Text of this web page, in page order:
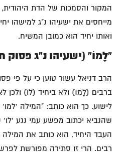
המקור והסמכות של הדת
מייחסים את ישעיהו נ"ג למישהו
ואותו יחיד הוא כמובן המשיח.
"לָמוֹ" (ישעיהו נ"ג פסוק
הרב דניאל עשור טוען כי על פי
ברבים (לָמוֹ) ולא ביחיד (לו) ולכן
לישוע. כך הוא כותב: "המילה
שהנביא יכתוב מפשע עמי נגע 'לו'
העבד היחיד, הוא כותב את
רבים. הרי זו סתירה מפורשת